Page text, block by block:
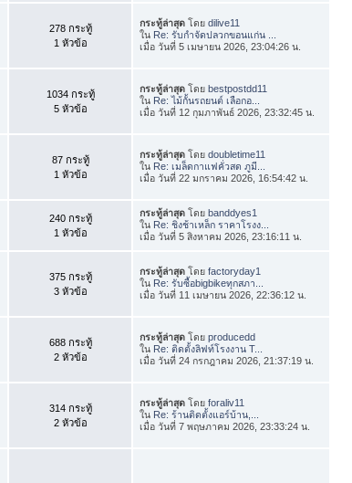
278 กระทู้
1 หัวข้อ
กระทู้ล่าสุด โดยdilive11
ใน Re: รับกำจัดปลวกขอนแก่น ...
เมื่อ วันที่ 5 เมษายน 2026, 23:04:26 น.
1034 กระทู้
5 หัวข้อ
กระทู้ล่าสุด โดยbestpostdd11
ใน Re: ไม้กั้นรถยนต์ เลือกอ...
เมื่อ วันที่ 12 กุมภาพันธ์ 2026, 23:32:45 น.
87 กระทู้
1 หัวข้อ
กระทู้ล่าสุด โดยdoubletime11
ใน Re: เมล็ดกาแฟคั่วสด ภูมี...
เมื่อ วันที่ 22 มกราคม 2026, 16:54:42 น.
240 กระทู้
1 หัวข้อ
กระทู้ล่าสุด โดยbanddyes1
ใน Re: ชิงช้าเหล็ก ราคาโรงง...
เมื่อ วันที่ 5 สิงหาคม 2026, 23:16:11 น.
375 กระทู้
3 หัวข้อ
กระทู้ล่าสุด โดยfactoryday1
ใน Re: รับซื้อbigbikeทุกสภา...
เมื่อ วันที่ 11 เมษายน 2026, 22:36:12 น.
688 กระทู้
2 หัวข้อ
กระทู้ล่าสุด โดยproducedd
ใน Re: ติดตั้งลิฟท์โรงงาน T...
เมื่อ วันที่ 24 กรกฎาคม 2026, 21:37:19 น.
314 กระทู้
2 หัวข้อ
กระทู้ล่าสุด โดยforaliv11
ใน Re: ร้านติดตั้งแอร์บ้าน,...
เมื่อ วันที่ 7 พฤษภาคม 2026, 23:33:24 น.